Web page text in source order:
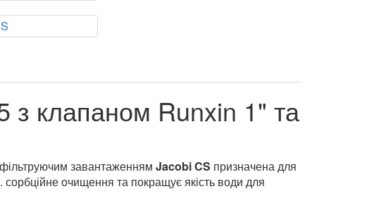
з клапаном Runxin 1" та